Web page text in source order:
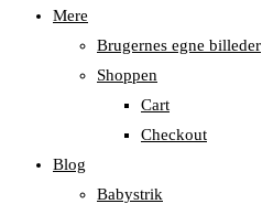
Mere
Brugernes egne billeder
Shoppen
Cart
Checkout
Blog
Babystrik